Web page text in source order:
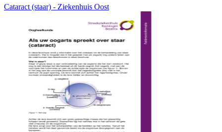
Cataract (staar) - Ziekenhuis Oost